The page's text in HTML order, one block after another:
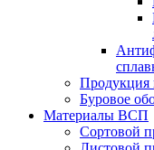
Продукция
Буровое
Материалы ВСП
Сортовой